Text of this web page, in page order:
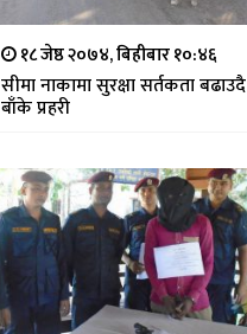
१८ जेष्ठ २०७४, बिहीबार १०:४६
सीमा नाकामा सुरक्षा सर्तकता बढाउदै
बाँके प्रहरी